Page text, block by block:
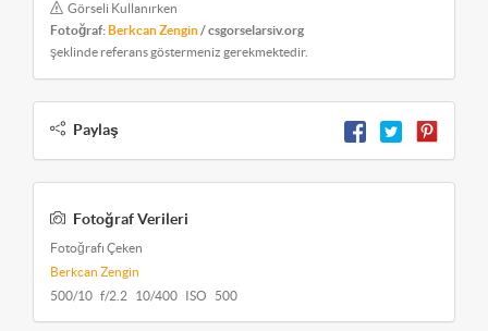
Görseli Kullanırken
Fotoğraf: Berkcan Zengin/ csgorselarsiv.org
şeklinde referans göstermeniz gerekmektedir.
Paylaş
Fotoğraf Verileri
Fotoğrafı Çeken
Berkcan Zengin
500/10 f/2.2 10/400 ISO 500